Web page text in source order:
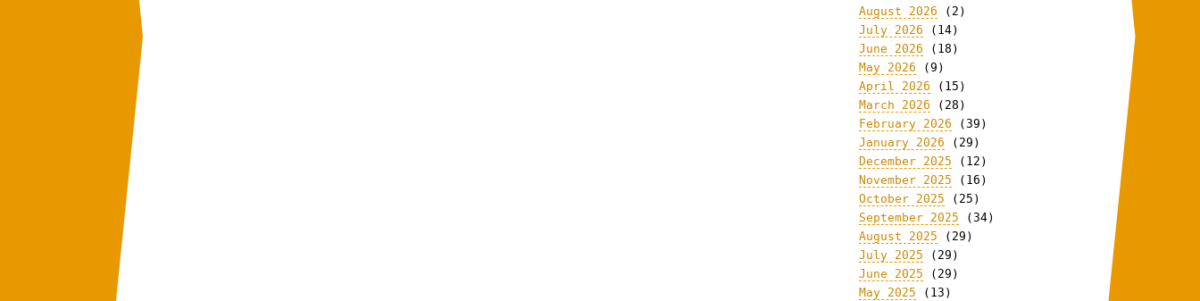
August 2026 (2)
July 2026 (14)
June 2026 (18)
May 2026 (9)
April 2026 (15)
March 2026 (28)
February 2026 (39)
January 2026 (29)
December 2025 (12)
November 2025 (16)
October 2025 (25)
September 2025 (34)
August 2025 (29)
July 2025 (29)
June 2025 (29)
May 2025 (13)